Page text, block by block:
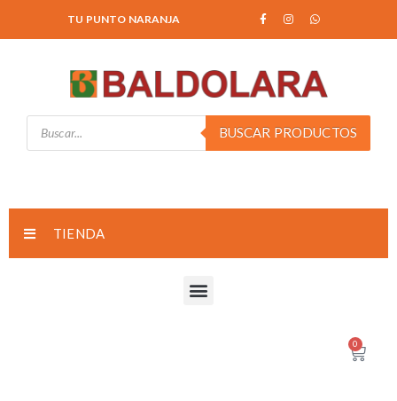
TU PUNTO NARANJA
BUSCAR PRODUCTOS
TIENDA
0